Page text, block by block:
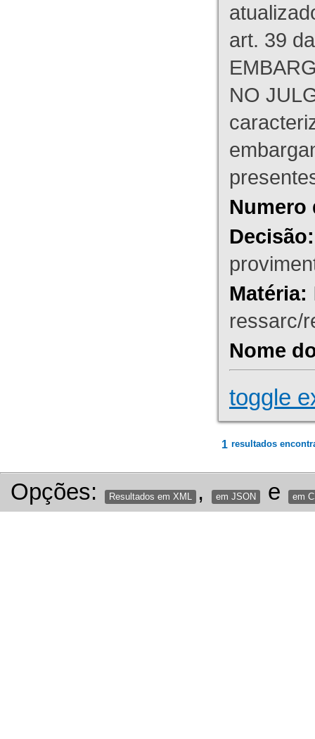
art. 39
NO
Numero
Decisão:
Matéria:
ressarc/
Nome
toggle
1 resultados
Opções: Resultados em XML , em JSON e em